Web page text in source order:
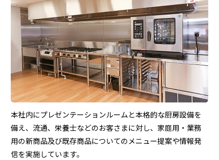
本社内にプレゼンテーションルームと本格的な厨房設備を
備え、流通、栄養士などのお客さまに対し、家庭用・業務
用の新商品及び既存商品についてのメニュー提案や情報発
信を実施しています。